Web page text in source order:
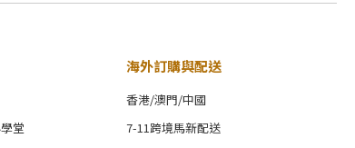
堂
海外訂購與配送
香港/澳門/中國
7-11跨境馬新配送